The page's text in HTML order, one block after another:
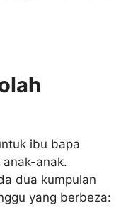
ibu bapa
anak.
dua kumpulan
yang berbeza: